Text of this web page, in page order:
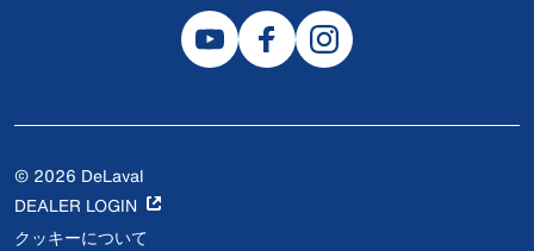
© 2026 DeLaval
DEALER LOGIN
クッキーについて